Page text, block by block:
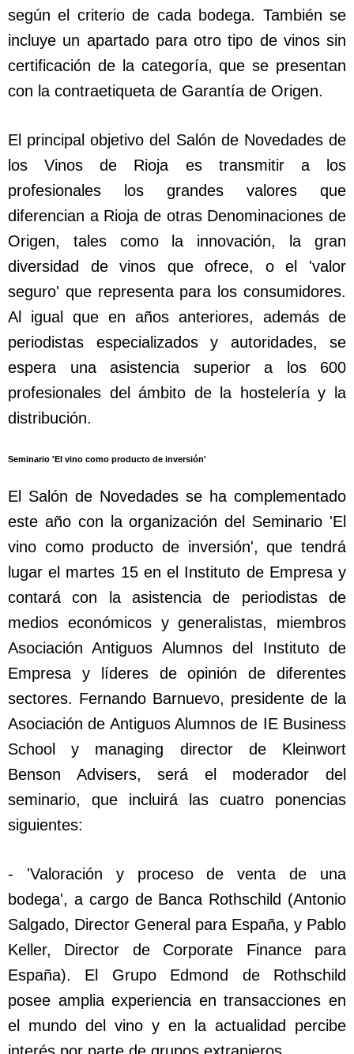
según el criterio de cada bodega. También se
incluye un apartado para otro tipo de vinos sin
certificación de la categoría, que se presentan
con la contraetiqueta de Garantía de Origen.
El principal objetivo del Salón de Novedades de
los Vinos de Rioja es transmitir a los
profesionales los grandes valores que
diferencian a Rioja de otras Denominaciones de
Origen, tales como la innovación, la gran
diversidad de vinos que ofrece, o el 'valor
seguro' que representa para los consumidores.
Al igual que en años anteriores, además de
periodistas especializados y autoridades, se
espera una asistencia superior a los 600
profesionales del ámbito de la hostelería y la
distribución.
Seminario 'El vino como producto de inversión'
El Salón de Novedades se ha complementado
este año con la organización del Seminario 'El
vino como producto de inversión', que tendrá
lugar el martes 15 en el Instituto de Empresa y
contará con la asistencia de periodistas de
medios económicos y generalistas, miembros
Asociación Antiguos Alumnos del Instituto de
Empresa y líderes de opinión de diferentes
sectores. Fernando Barnuevo, presidente de la
Asociación de Antiguos Alumnos de IE Business
School y managing director de Kleinwort
Benson Advisers, será el moderador del
seminario, que incluirá las cuatro ponencias
siguientes:
- 'Valoración y proceso de venta de una
bodega', a cargo de Banca Rothschild (Antonio
Salgado, Director General para España, y Pablo
Keller, Director de Corporate Finance para
España). El Grupo Edmond de Rothschild
posee amplia experiencia en transacciones en
el mundo del vino y en la actualidad percibe